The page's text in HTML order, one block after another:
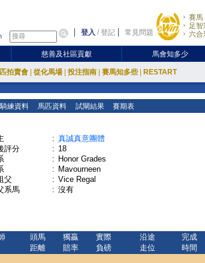
登入 /登記 常見問題
賽馬
足智
六合
慈善及社區貢獻 馬會知多少
拍賣會 從化馬場 投注指南 賽馬知多些 RESTART
騎練資料 馬匹資料 試閘結果 賽期表
: 真誠真意團體
評分
: 18
: Honor Grades
: Mavourneen
父
: Vice Regal
系馬
: 沒有
頭馬
距離
獨贏
賠率
實際
負磅
沿途
走位
完成
時間